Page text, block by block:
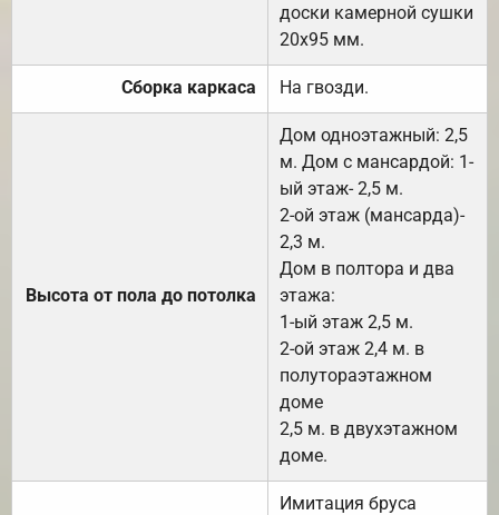
доски камерной сушки
20х95 мм.
Сборка каркаса На гвозди.
Высота от пола до потолка
Дом одноэтажный: 2,5
м. Дом с мансардой: 1-
ый этаж- 2,5 м.
2-ой этаж (мансарда)-
2,3 м.
Дом в полтора и два
этажа:
1-ый этаж 2,5 м.
2-ой этаж 2,4 м. в
полутораэтажном
доме
2,5 м. в двухэтажном
доме.
Имитация бруса